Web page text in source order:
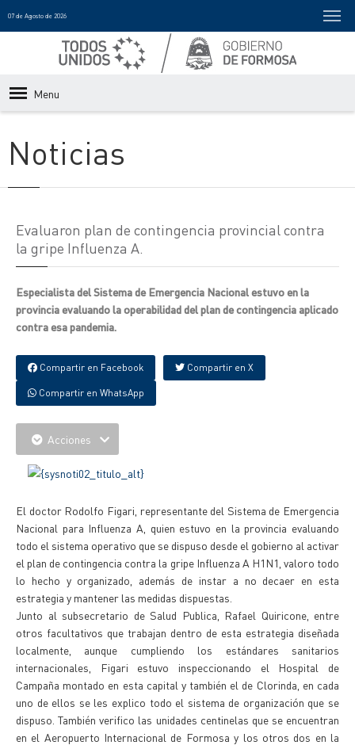
07 de Agosto de 2026
Menu
Noticias
Evaluaron plan de contingencia provincial contra
la gripe Influenza A.
Especialista del Sistema de Emergencia Nacional estuvo en la
provincia evaluando la operabilidad del plan de contingencia aplicado
contra esa pandemia.
Compartir en Facebook Compartir en X
Compartir en WhatsApp
Acciones
El doctor Rodolfo Figari, representante del Sistema de Emergencia
Nacional para Influenza A, quien estuvo en la provincia evaluando
todo el sistema operativo que se dispuso desde el gobierno al activar
el plan de contingencia contra la gripe Influenza A H1N1, valoro todo
lo hecho y organizado, además de instar a no decaer en esta
estrategia y mantener las medidas dispuestas.
Junto al subsecretario de Salud Publica, Rafael Quiricone, entre
otros facultativos que trabajan dentro de esta estrategia diseñada
localmente, aunque cumpliendo los estándares sanitarios
internacionales, Figari estuvo inspeccionando el Hospital de
Campaña montado en esta capital y también el de Clorinda, en cada
uno de ellos se les explico todo el sistema de organización que se
dispuso. También verifico las unidades centinelas que se encuentran
en el Aeropuerto Internacional de Formosa y los otros dos en la